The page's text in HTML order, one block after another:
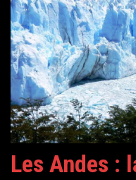
Les Andes :